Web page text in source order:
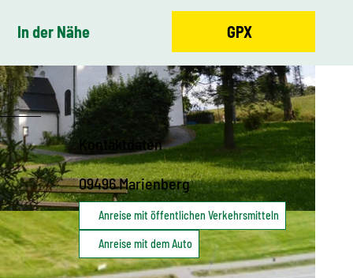
In der Nähe GPX
Kontaktdaten
09496Marienberg
Anreise mit öffentlichen Verkehrsmitteln
Anreise mit dem Auto